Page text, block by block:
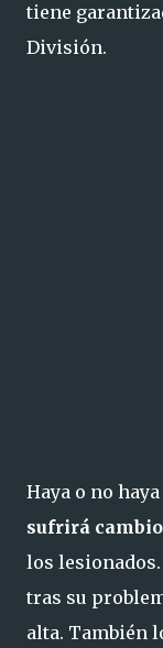
tiene
División.
Haya o no
sufrirá
los
tras su
alta. También